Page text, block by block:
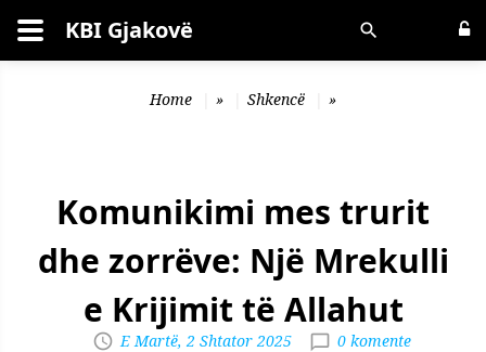
Kërko KBI Gjakovë
Home » Shkencë »
Komunikimi mes trurit
dhe zorrëve: Një Mrekulli
e Krijimit të Allahut
E Martë, 2 Shtator 2025 0 komente